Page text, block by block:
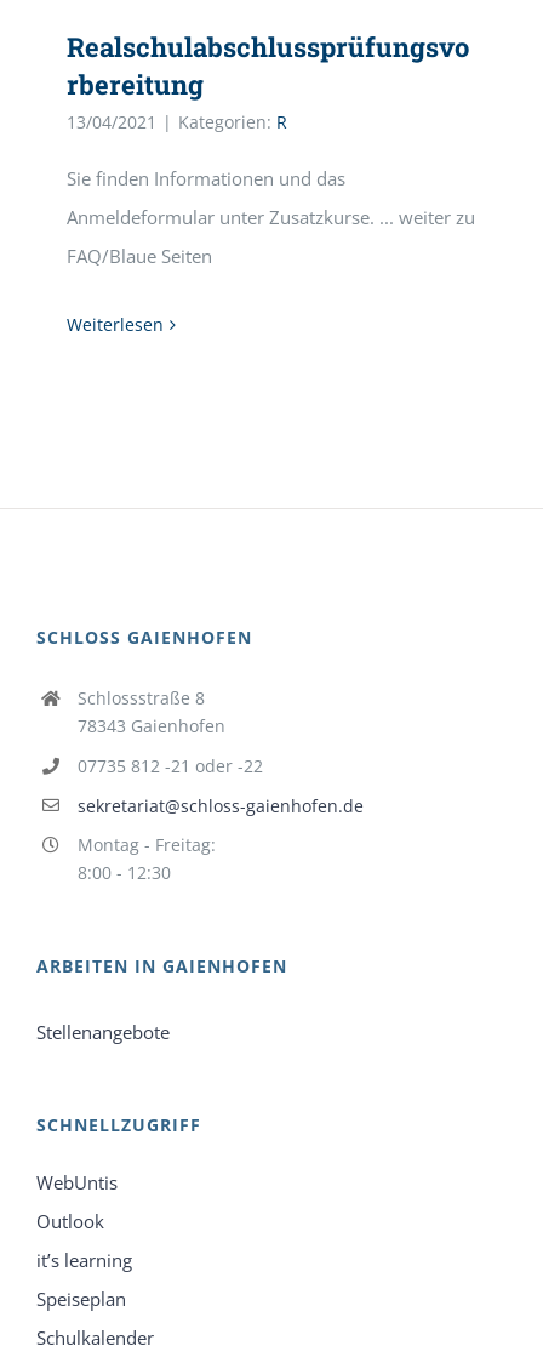
Realschulabschlussprüfungsvo
rbereitung
13/04/2021 | Kategorien: R
Sie finden Informationen und das
Anmeldeformular unter Zusatzkurse. ... weiter zu
FAQ/Blaue Seiten
Weiterlesen
SCHLOSS GAIENHOFEN
Schlossstraße 8
78343 Gaienhofen
07735 812 -21 oder -22
sekretariat@schloss-gaienhofen.de
Montag - Freitag:
8:00 - 12:30
ARBEITEN IN GAIENHOFEN
Stellenangebote
SCHNELLZUGRIFF
WebUntis
Outlook
it’s learning
Speiseplan
Schulkalender